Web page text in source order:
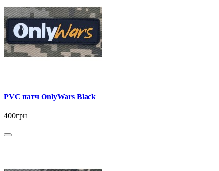
PVC патч OnlyWars Black
400грн